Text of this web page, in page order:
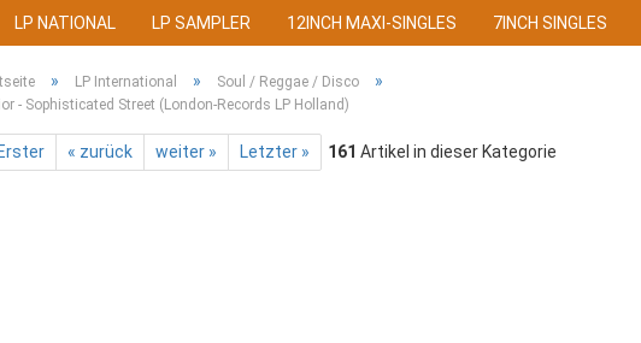
Passwort
LP NATIONAL LP SAMPLER 12INCH MAXI-SINGLES 7INCH SINGLES
» LP International » Soul / Reggae / Disco »
- Sophisticated Street (London-Records LP Holland)
« zurück weiter » Letzter » 161 Artikel in dieser Kategorie